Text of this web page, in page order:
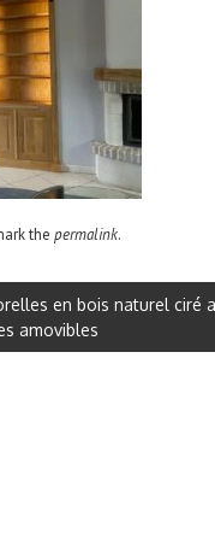
the permalink.
en bois naturel ciré
amovibles